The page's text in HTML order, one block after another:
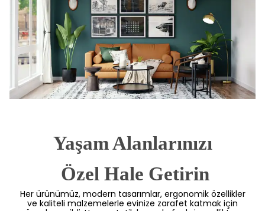
Yaşam Alanlarınızı
Özel Hale Getirin
Her ürünümüz, modern tasarımlar, ergonomik özellikler
ve kaliteli malzemelerle evinize zarafet katmak için